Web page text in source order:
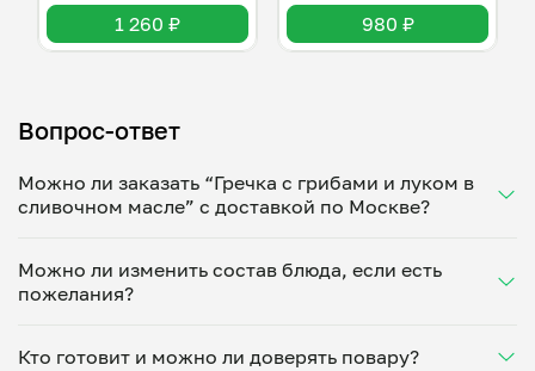
1 260 ₽ 980 ₽
Вопрос-ответ
Можно ли заказать “Гречка с грибами и луком в
сливочном масле” с доставкой по Москве?
Укажите удобное время — и получите свежее
домашнее блюдо в большой порции прямо с плиты.
минут. Статус заказа отслеживайте в личном
Можно ли изменить состав блюда, если есть
пожелания?
ваши предпочтения: уберет специи, снизит
Кто готовит и можно ли доверять повару?